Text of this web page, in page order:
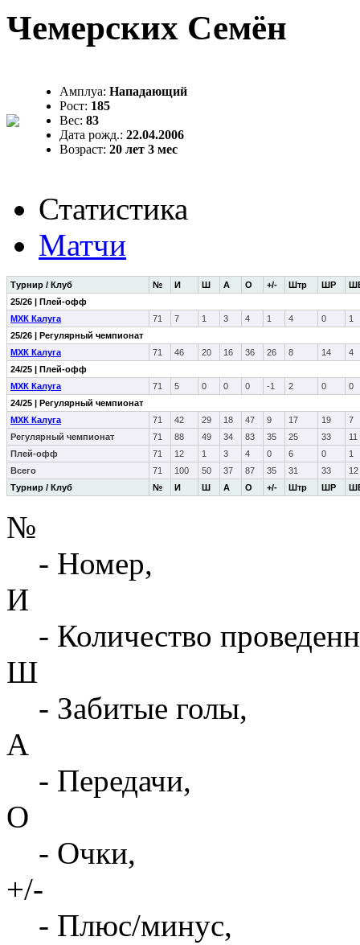
Чемерских Семён
Амплуа: Нападающий
Рост: 185
Вес: 83
Дата рожд.: 22.04.2006
Возраст: 20 лет 3 мес
Статистика
Матчи
Турнир / Клуб № И Ш А О +/- Штр ШР
Турнир / Клуб № И Ш А О +/- Штр ШР
25/26 | Плей-офф
МХК Калуга
71 7 1 3 4 1 4 0
1
25/26 | Регулярный чемпионат
МХК Калуга
71 46 20 16 36 26 8 14
4
24/25 | Плей-офф
МХК Калуга
71 5 0 0 0 -1 2 0
0
24/25 | Регулярный чемпионат
МХК Калуга
71 42 29 18 47 9 17 19
7
Регулярный чемпионат
71 88 49 34 83 35 25 33
11
Плей-офф
71 12 1 3 4 0 6 0
1
Всего
71 100 50 37 87 35 31 33 12
№
- Номер,
И
- Количество
Ш
- Забитые голы,
А
- Передачи,
О
- Очки,
+/-
- Плюс/минус,